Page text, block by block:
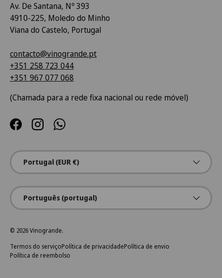
Av. De Santana, Nº 393
4910-225, Moledo do Minho
Viana do Castelo, Portugal
contacto@vinogrande.pt
+351 258 723 044
+351 967 077 068
(Chamada para a rede fixa nacional ou rede móvel)
FacebookInstagramWhatsApp
País/Região
Portugal (EUR €)
Idioma
Português (portugal)
© 2026Vinogrande.
Termos do serviçoPolítica de privacidadePolítica de envio
Política de reembolso